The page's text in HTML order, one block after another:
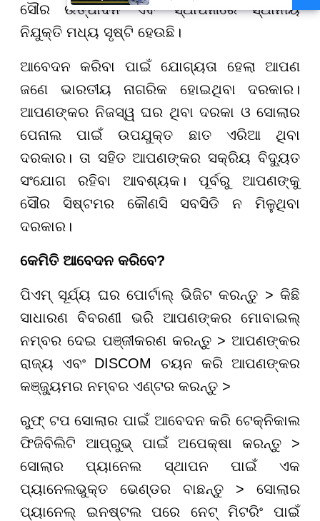
ସୌର ଉତ୍ପାଦନ ଏବଂ ସ୍ଥାପନାରେ ସ୍ଥାନୀୟ
ନିଯୁକ୍ତି ମଧ୍ୟ ସୃଷ୍ଟି ହେଉଛି।
ଆବେଦନ କରିବା ପାଇଁ ଯୋଗ୍ୟତା ହେଲା ଆପଣ
ଜଣେ ଭାରତୀୟ ନାଗରିକ ହୋଇଥିବା ଦରକାର।
ଆପଣଙ୍କର ନିଜସ୍ୱ ଘର ଥିବା ଦରକା ଓ ସୋଲାର
ପେନାଲ ପାଇଁ ଉପଯୁକ୍ତ ଛାତ ଏରିଆ ଥିବା
ଦରକାର। ତା ସହିତ ଆପଣଙ୍କର ସକ୍ରିୟ ବିଦ୍ୟୁତ
ସଂଯୋଗ ରହିବା ଆବଶ୍ୟକ। ପୂର୍ବରୁ ଆପଣଙ୍କୁ
ସୌର ସିଷ୍ଟମର କୌଣସି ସବସିଡି ନ ମିଳୁଥିବା
ଦରକାର।
କେମିତି ଆବେଦନ କରିବେ?
ପିଏମ୍ ସୂର୍ଯ୍ୟ ଘର ପୋର୍ଟାଲ୍ ଭିଜିଟ କରନ୍ତୁ > କିଛି
ସାଧାରଣ ବିବରଣୀ ଭରି ଆପଣଙ୍କର ମୋବାଇଲ୍
ନମ୍ବର ଦେଇ ପଞ୍ଜୀକରଣ କରନ୍ତୁ > ଆପଣଙ୍କର
ରାଜ୍ୟ ଏବଂ DISCOM ଚୟନ କରି ଆପଣଙ୍କର
କଞ୍ଜ୍ୟୁମର ନମ୍ବର ଏଣ୍ଟର କରନ୍ତୁ >
ରୁଫ୍ ଟପ ସୋଲାର ପାଇଁ ଆବେଦନ କରି ଟେକ୍ନିକାଲ
ଫିଜିବିଲିଟି ଆପ୍ରୁଭ୍ ପାଇଁ ଅପେକ୍ଷା କରନ୍ତୁ >
ସୋଲାର ପ୍ୟାନେଲ ସ୍ଥାପନ ପାଇଁ ଏକ
ପ୍ୟାନେଲଭୁକ୍ତ ଭେଣ୍ଡର ବାଛନ୍ତୁ > ସୋଲାର
ପ୍ୟାନେଲ୍ ଇନଷ୍ଟଲ ପରେ ନେଟ୍ ମିଟରିଂ ପାଇଁ